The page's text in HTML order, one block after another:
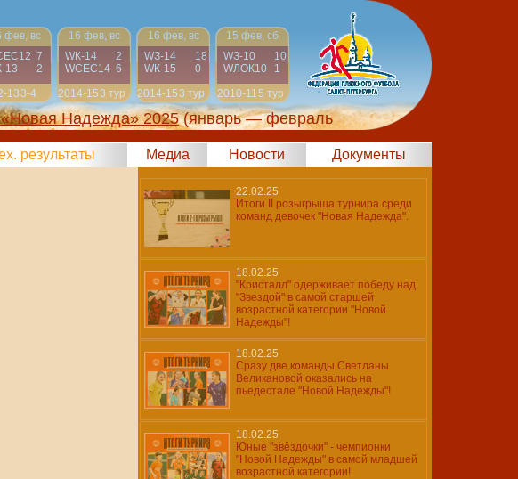
фев, вс
7
13
2
133-4
16 фев, вс
WК-14
2
WСЕС14 6
2014-153 тур
16 фев, вс
WЗ-14
18
WК-15
0
2014-153 тур
15 фев, сб
WЗ-10
10
WЛОК10
1
2010-115 тур
«Новая Надежда» 2025 (январь — февраль
результаты Медиа Новости Документы
22.02.25
Итоги II розыгрыша турнира среди
команд девочек "Новая Надежда".
18.02.25
"Кристалл" одерживает победу над
"Звездой" в самой старшей
возрастной категории "Новой
Надежды"!
18.02.25
Сразу две команды Светланы
Великановой оказались на
пьедестале "Новой Надежды"!
18.02.25
Юные "звёздочки" - чемпионки
"Новой Надежды" в самой младшей
возрастной категории!